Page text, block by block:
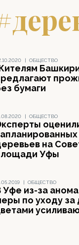
| ОБЩЕСТВО
бумаги
| ОБЩЕСТВО
на
Уфы
| ОБЩЕСТВО
Уфе из-за
по уходу за